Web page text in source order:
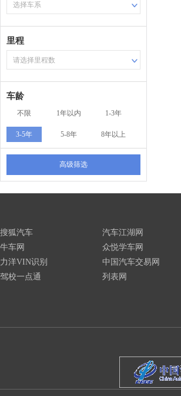
选择车系
里程
请选择里程数
车龄
不限 1年以内 1-3年
3-5年 5-8年 8年以上
高级筛选
搜狐汽车
牛车网
力洋VIN识别
驾校一点通
汽车江湖网
众悦学车网
中国汽车交易网
列表网